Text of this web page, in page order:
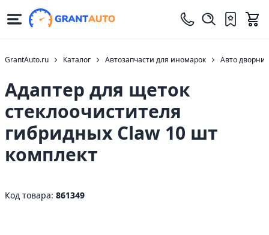
GrantAuto.ru Каталог Автозапчасти для иномарок Авто
Адаптер для щеток
стеклоочистителя
гибридных Claw 10 шт
комплект
Код товара: 861349